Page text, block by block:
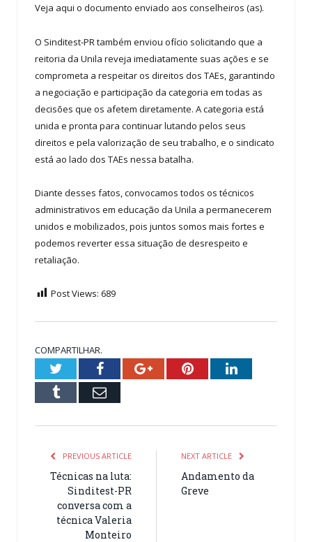
Veja aqui o documento enviado aos conselheiros (as).
O Sinditest-PR também enviou ofício solicitando que a
reitoria da Unila reveja imediatamente suas ações e se
comprometa a respeitar os direitos dos TAEs, garantindo
a negociação e participação da categoria em todas as
decisões que os afetem diretamente. A categoria está
unida e pronta para continuar lutando pelos seus
direitos e pela valorização de seu trabalho, e o sindicato
está ao lado dos TAEs nessa batalha.
Diante desses fatos, convocamos todos os técnicos
administrativos em educação da Unila a permanecerem
unidos e mobilizados, pois juntos somos mais fortes e
podemos reverter essa situação de desrespeito e
retaliação.
Post Views: 689
COMPARTILHAR.
TwitterFacebookGoogle+PinterestLinkedIn
Tumblr Email
PREVIOUS ARTICLE
Técnicas na luta:
Sinditest-PR
conversa com a
técnica Valeria
Monteiro
NEXT ARTICLE
Andamento da
Greve